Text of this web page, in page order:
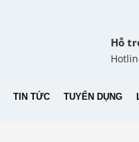
Hỗ
TIN TỨC TUYỂN DỤNG